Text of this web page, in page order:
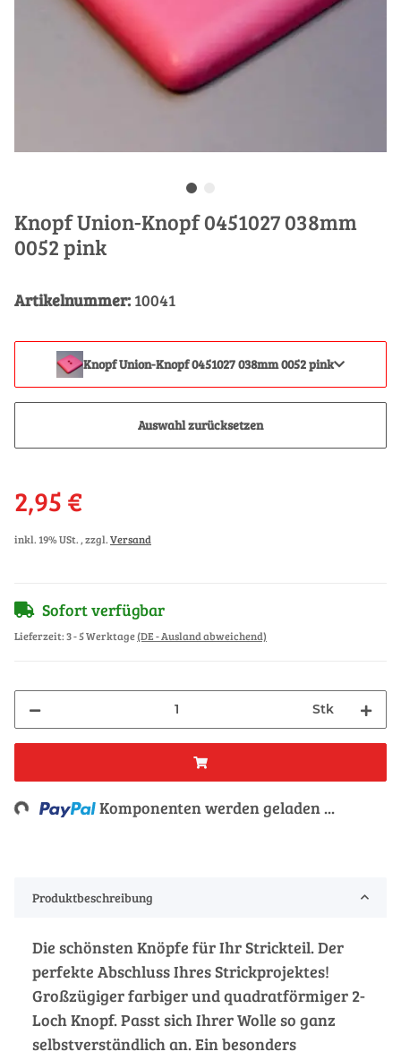
Knopf Union-Knopf 0451027 038mm
0052 pink
Artikelnummer: 10041
Knopf Union-Knopf 0451027 038mm 0052 pink
Auswahl zurücksetzen
2,95 €
inkl. 19% USt. , zzgl.Versand
Sofort verfügbar
Lieferzeit:3 - 5 Werktage(DE - Ausland abweichend)
Stk
Komponenten werden geladen ...
Produktbeschreibung
Die schönsten Knöpfe für Ihr Strickteil. Der
perfekte Abschluss Ihres Strickprojektes!
Großzügiger farbiger und quadratförmiger 2-
Loch Knopf. Passt sich Ihrer Wolle so ganz
selbstverständlich an. Ein besonders